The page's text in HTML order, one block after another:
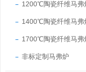
1200℃陶瓷纤维马弗
1400℃陶瓷纤维马弗
1700℃陶瓷纤维马弗
非标定制马弗炉